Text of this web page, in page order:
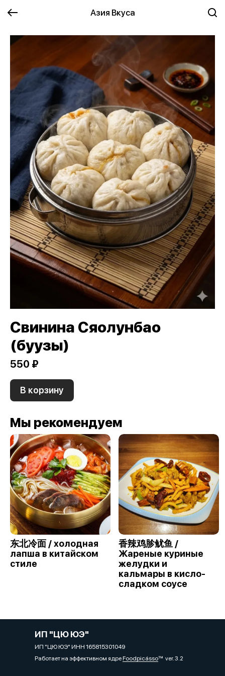
Азия Вкуса
Свинина Сяолунбао
(буузы)
550 ₽
В корзину
Мы рекомендуем
东北冷面 / холодная
лапша в китайском
стиле
香辣鸡胗鱿鱼 /
Жареные куриные
желудки и
кальмары в кисло-
сладком соусе
ИП "ЦЮ ЮЭ"
ИП "ЦЮ ЮЭ" ИНН 165815301049
Работает на эффективном ядреFoodpicássover. 3.2